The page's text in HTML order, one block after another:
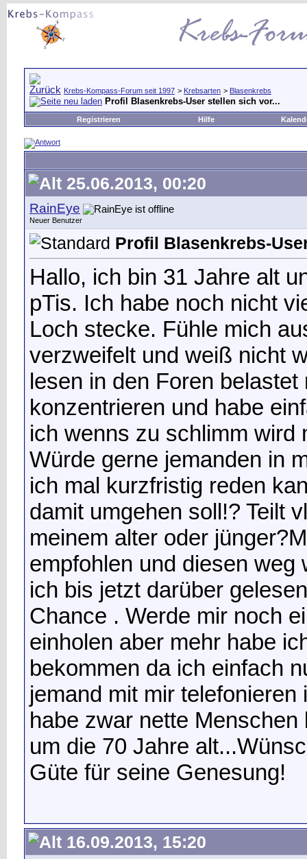
Krebs-Kompass-Forum seit 1997 > Krebsarten > Blasenkrebs
Profil Blasenkrebs-User stellen sich vor...
Registrieren Hilfe
25.06.2013, 00:20
RainEye
Neuer Benutzer
Profil Blasenkrebs-
Hallo, ich bin 31 Jahre alt
pTis. Ich habe noch nicht
Loch stecke. Fühle mich
verzweifelt und weiß nicht
lesen in den Foren
konzentrieren und habe
ich wenns zu schlimm wird
Würde gerne jemanden in
ich mal kurzfristig reden
damit umgehen soll!? Teilt
meinem alter oder
empfohlen und diesen
ich bis jetzt darüber
Chance . Werde mir noch
einholen aber mehr habe
bekommen da ich einfach
jemand mit mir
habe zwar nette
um die 70 Jahre
Güte für seine Genesung!
16.09.2013, 15:20